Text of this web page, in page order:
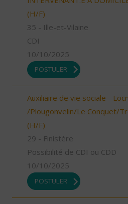
(H/F)
35 - Ille-et-Vilaine
CDI
10/10/2025
POSTULER
Auxiliaire de vie sociale -
/Plougonvelin/Le Conquet/
(H/F)
29 - Finistère
Possibilité de CDI ou CDD
10/10/2025
POSTULER